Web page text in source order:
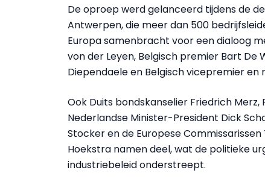
De oproep werd gelanceerd tijdens de
Antwerpen, die meer dan 500
Europa samenbracht voor een dialoog
von der Leyen, Belgisch premier Bart
Diependaele en Belgisch vicepremier en
Ook Duits bondskanselier Friedrich
Nederlandse Minister-President Dick
Stocker en de Europese
Hoekstra namen deel, wat de politieke
industriebeleid onderstreept.